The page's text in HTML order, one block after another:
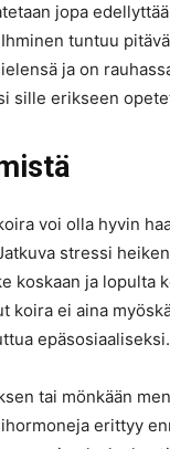
jopa
tuntuu
ja on
sille erikseen
voi olla hyvin
stressi
koskaan ja lopulta
koira ei aina
epäsosiaaliseksi.
tai mönkään
erittyy